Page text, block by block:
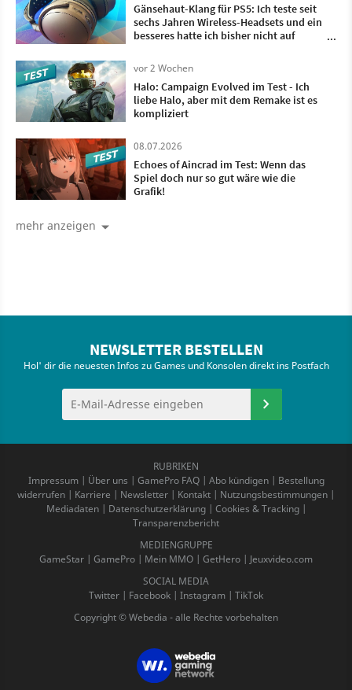
Gänsehaut-Klang für PS5: Ich teste seit
sechs Jahren Wireless-Headsets und ein
besseres hatte ich bisher nicht auf
vor 2 Wochen
Halo: Campaign Evolved im Test - Ich
liebe Halo, aber mit dem Remake ist es
kompliziert
08.07.2026
Echoes of Aincrad im Test: Wenn das
Spiel doch nur so gut wäre wie die
Grafik!
mehr anzeigen
NEWSLETTER BESTELLEN
Hol' dir die neuesten Infos zu Games und Konsolen direkt ins Postfach
RUBRIKEN
Impressum| Über uns | GamePro FAQ| Abo kündigen| Bestellung
widerrufen | Karriere | Newsletter | Kontakt | Nutzungsbestimmungen |
Mediadaten| Datenschutzerklärung| Cookies & Tracking|
Transparenzbericht
MEDIENGRUPPE
GameStar | GamePro | Mein MMO | GetHero | Jeuxvideo.com
SOCIAL MEDIA
Twitter | Facebook | Instagram | TikTok
Copyright © Webedia - alle Rechte vorbehalten